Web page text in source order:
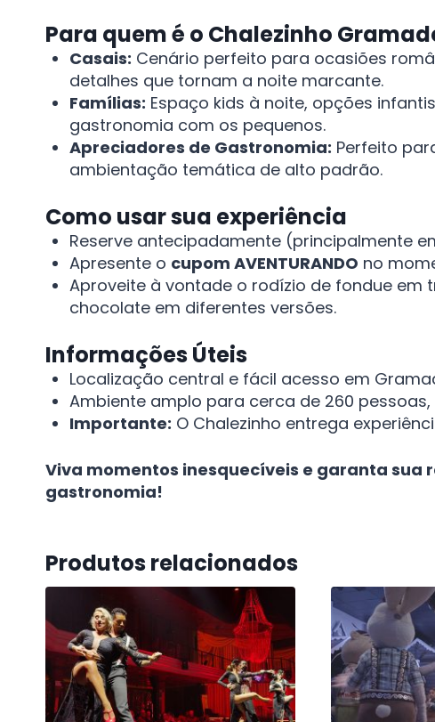
Para quem é o Chalezinho
Casais: Cenário perfeito para ocasiões
detalhes que tornam a noite marcante.
Famílias: Espaço kids à noite, opções
gastronomia com os pequenos.
Apreciadores de Gastronomia: Perfeito
ambientação temática de alto padrão.
Como usar sua experiência
Reserve antecipadamente (principalmente
Apresente o cupom AVENTURANDO no
Aproveite à vontade o rodízio de fondue
chocolate em diferentes versões.
Informações Úteis
Localização central e fácil acesso em
Ambiente amplo para cerca de 260
Importante: O Chalezinho entrega
Viva momentos inesquecíveis e garanta sua
gastronomia!
Produtos relacionados